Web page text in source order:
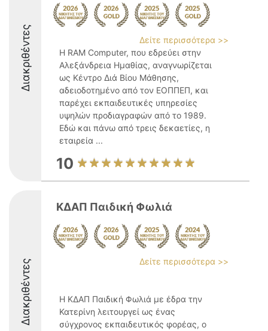
Διακριθέντες
Δείτε περισσότερα >>
Η RAM Computer, που εδρεύει στην
Αλεξάνδρεια Ημαθίας, αναγνωρίζεται
ως Κέντρο Διά Βίου Μάθησης,
αδειοδοτημένο από τον ΕΟΠΠΕΠ, και
παρέχει εκπαιδευτικές υπηρεσίες
υψηλών προδιαγραφών από το 1989.
Εδώ και πάνω από τρεις δεκαετίες, η
εταιρεία ...
10
Διακριθέντες
ΚΔΑΠ Παιδική Φωλιά
Δείτε περισσότερα >>
Η ΚΔΑΠ Παιδική Φωλιά με έδρα την
Κατερίνη λειτουργεί ως ένας
σύγχρονος εκπαιδευτικός φορέας, ο